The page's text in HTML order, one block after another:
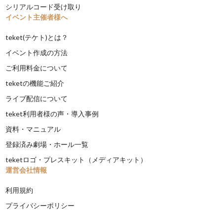
シリアルコード受け取り
イベント主催者様へ
teket(テケト)とは？
イベント作成の方法
ご利用料金について
teketの機能ご紹介
ライブ配信について
teket利用者様の声・導入事例
資料・マニュアル
登録済み劇場・ホール一覧
teketロゴ・プレスキット（メディアキット）
運営会社情報
利用規約
プライバシーポリシー